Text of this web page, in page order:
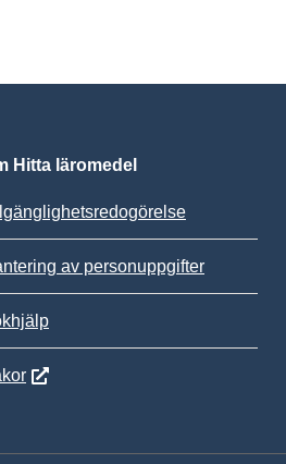
Hitta läromedel
av personuppgifter